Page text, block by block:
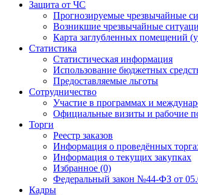
Защита от ЧС
Прогнозируемые чрезвычайные
Возникшие чрезвычайные
Карта заглубленных помещений
Статистика
Статистическая информация
Использование бюджетных
Предоставляемые льготы
Сотрудничество
Участие в программах и
Официальные визиты и рабочие
Торги
Реестр заказов
Информация о проведённых
Информация о текущих закупках
Избранное (0)
Федеральный закон №44-ФЗ от
Кадры